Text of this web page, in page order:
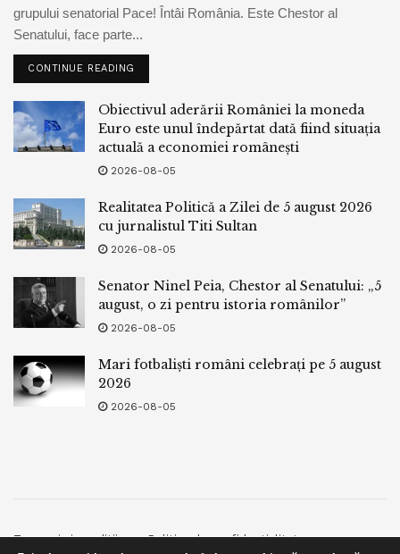
grupului senatorial Pace! Întâi România. Este Chestor al
Senatului, face parte...
CONTINUE READING
Obiectivul aderării României la moneda
Euro este unul îndepărtat dată fiind situația
actuală a economiei românești
2026-08-05
Realitatea Politică a Zilei de 5 august 2026
cu jurnalistul Titi Sultan
2026-08-05
Senator Ninel Peia, Chestor al Senatului: „5
august, o zi pentru istoria românilor”
2026-08-05
Mari fotbaliști români celebrați pe 5 august
2026
2026-08-05
Termeni si conditii
Politica de confidentialitate